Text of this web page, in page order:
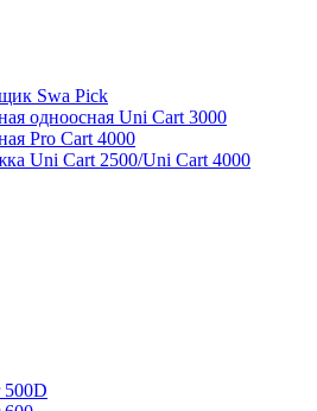
Swa Pick
одноосная Uni Cart 3000
Pro Cart 4000
Uni Cart 2500/Uni Cart 4000
500D